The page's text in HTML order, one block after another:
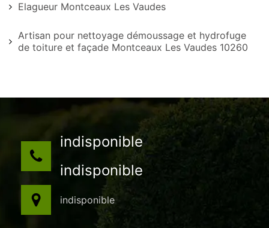
Elagueur Montceaux Les Vaudes
Artisan pour nettoyage démoussage et hydrofuge
de toiture et façade Montceaux Les Vaudes 10260
indisponible
indisponible
indisponible